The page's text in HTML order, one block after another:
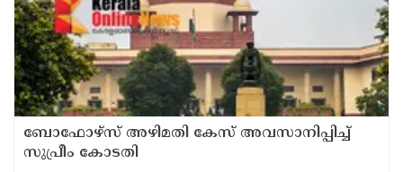
ബോഫോഴ്സ് അഴിമതി കേസ് അവസാനിപ്പിച്ച്
സുപ്രീം കോടതി